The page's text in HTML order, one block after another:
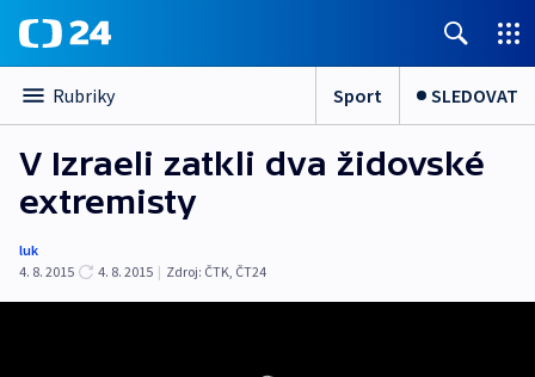
Rubriky Sport SLEDOVAT
V Izraeli zatkli dva židovské
extremisty
luk
4. 8. 2015
4. 8. 2015 | Zdroj: ČTK, ČT24